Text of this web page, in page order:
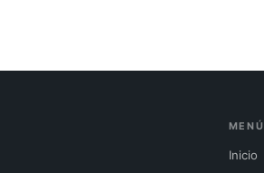
MENÚ
Inicio